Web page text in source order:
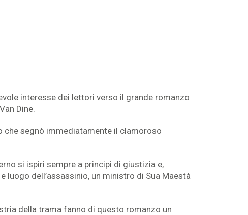
interesse dei lettori verso il grande romanzo
Dine.
che segnò immediatamente il clamoroso
si ispiri sempre a principi di giustizia e,
dell’assassinio, un ministro di Sua Maestà
della trama fanno di questo romanzo un